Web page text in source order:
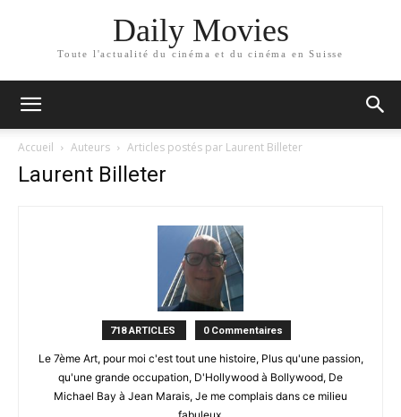
Daily Movies
Toute l'actualité du cinéma et du cinéma en Suisse
Accueil Auteurs Articles postés par Laurent Billeter
Laurent Billeter
718 ARTICLES 0 Commentaires
Le 7ème Art, pour moi c'est tout une histoire, Plus qu'une passion,
qu'une grande occupation, D'Hollywood à Bollywood, De
Michael Bay à Jean Marais, Je me complais dans ce milieu